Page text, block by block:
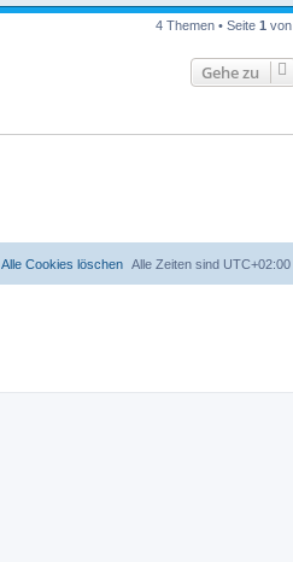
4 Themen • Seite 1 von
Gehe zu
Alle Zeiten sind UTC+02:00
Alle Cookies löschen